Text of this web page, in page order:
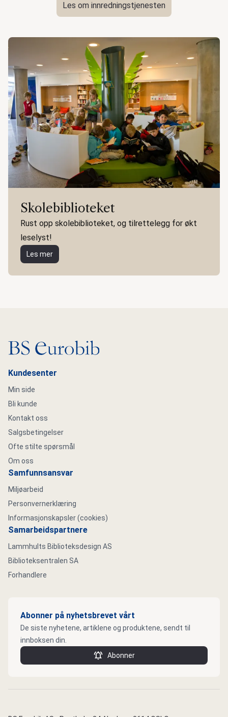
Les om innredningstjenesten
Skolebiblioteket
Rust opp skolebiblioteket, og tilrettelegg for økt
leselyst!
Les mer
Gå til hovedsiden
Kundesenter
Min side
Bli kunde
Kontakt oss
Salgsbetingelser
Ofte stilte spørsmål
Om oss
Samfunnsansvar
Miljøarbeid
Personvernerklæring
Informasjonskapsler (cookies)
Samarbeidspartnere
Lammhults Biblioteksdesign AS
Biblioteksentralen SA
Forhandlere
Abonner på nyhetsbrevet vårt
De siste nyhetene, artiklene og produktene, sendt til
innboksen din.
Abonner